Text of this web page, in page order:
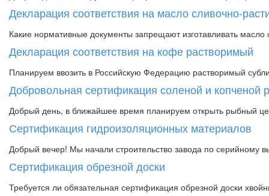
Декларация соответствия на масло сливочно-
Какие нормативные документы запрещают изготавливать
Декларация соответствия на кофе растворимый
Планируем ввозить в Российскую Федерацию растворимый
Добровольная сертификация соленой и копченой
Добрый день, в ближайшее время планируем открыть рыбный
Сертификация гидроизоляционных материалов
Добрый вечер! Мы начали строительство завода по серийному
Сертификация обрезной доски
Требуется ли обязательная сертификация обрезной доски